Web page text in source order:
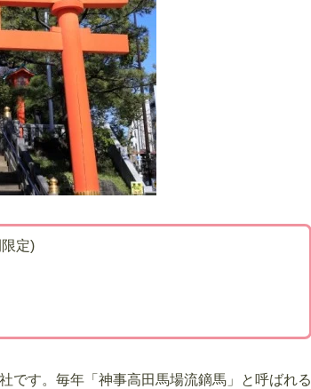
定)
です。毎年「神事高田馬場流鏑馬」と呼ばれる